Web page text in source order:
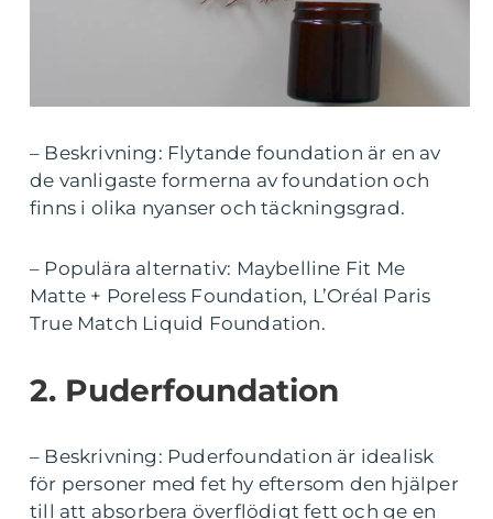
– Beskrivning: Flytande foundation är en av
de vanligaste formerna av foundation och
finns i olika nyanser och täckningsgrad.
– Populära alternativ: Maybelline Fit Me
Matte + Poreless Foundation, L’Oréal Paris
True Match Liquid Foundation.
2. Puderfoundation
– Beskrivning: Puderfoundation är idealisk
för personer med fet hy eftersom den hjälper
till att absorbera överflödigt fett och ge en